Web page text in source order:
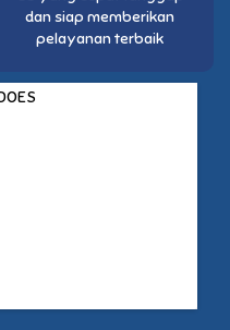
dan siap memberikan
pelayanan terbaik